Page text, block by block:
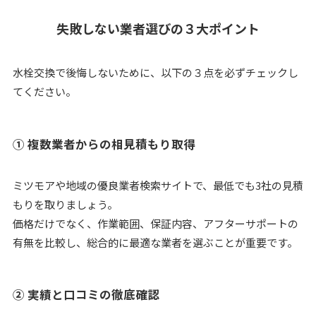
失敗しない業者選びの３大ポイント
水栓交換で後悔しないために、以下の３点を必ずチェックし
てください。
① 複数業者からの相見積もり取得
ミツモアや地域の優良業者検索サイトで、最低でも3社の見積
もりを取りましょう。
価格だけでなく、作業範囲、保証内容、アフターサポートの
有無を比較し、総合的に最適な業者を選ぶことが重要です。
② 実績と口コミの徹底確認